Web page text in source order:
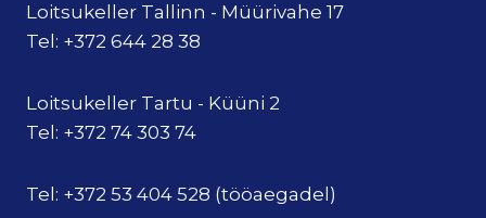
Loitsukeller Tallinn - Müürivahe 17
Tel: +372 644 28 38
Loitsukeller Tartu - Küüni 2
Tel: +372 74 303 74
Tel: +372 53 404 528 (tööaegadel)